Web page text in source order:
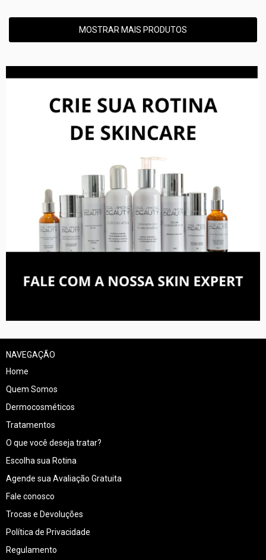
MOSTRAR MAIS PRODUTOS
NAVEGAÇÃO
Home
Quem Somos
Dermocosméticos
Tratamentos
O que você deseja tratar?
Escolha sua Rotina
Agende sua Avaliação Gratuita
Fale conosco
Trocas e Devoluções
Política de Privacidade
Regulamento